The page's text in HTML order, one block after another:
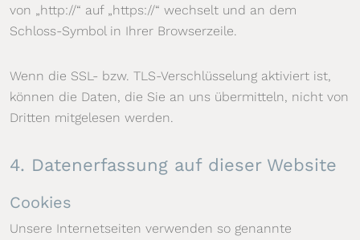
von „http://“ auf „https://“ wechselt und an dem
Schloss-Symbol in Ihrer Browserzeile.
Wenn die SSL- bzw. TLS-Verschlüsselung aktiviert ist,
können die Daten, die Sie an uns übermitteln, nicht von
Dritten mitgelesen werden.
4. Datenerfassung auf dieser Website
Cookies
Unsere Internetseiten verwenden so genannte